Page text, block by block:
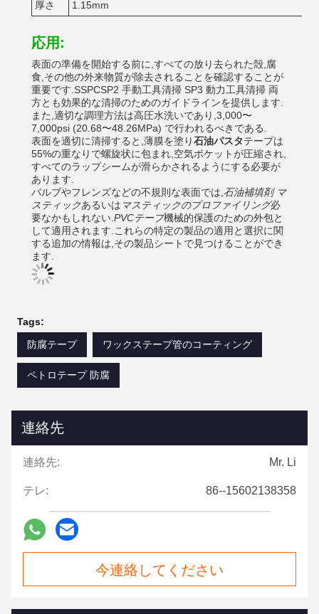
厚さ 1.15mm
応用:
表面の準備を開始する前に,すべての放り去られた殻,腐
食,その他の外来物質が除去されることを確認することが
重要です.SSPCSP2 手動工具清掃 SP3 動力工具清掃 両
方とも効果的な清掃のためのガイドラインを提供します.
また,適切な調理方法は高圧水洗いであり,3,000〜
7,000psi (20.68〜48.26MPa) で行われるべきである.
表面を適切に清掃すると,薄膜を塗り石油パスタテープは
55%の重なりで螺旋状に包まれ,空気ポケットが圧縮され,
すべてのラップシームが滑らかされるようにする必要が
あります.
バルブやフレンズなどの不規則な表面では,石油補填剤 マ
スティックあるいは マスティックのプロファイリング必
要なかもしれない.PVCテープ機械的保護のための外包と
して適用されます.これらの特定の製品の適用と選択に関
する追加の情報は,その製品シートで見つけることができ
ます.
Tags:
防腐テープ
ワックステープ管のコーティング
ペトロテープ 防腐
連絡先
連絡先: Mr. Li
テレ: 86--15602138358
今連絡してください